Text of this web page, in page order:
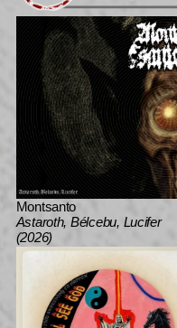
Montsanto
Astaroth, Bélcebu, Lucifer
(2026)